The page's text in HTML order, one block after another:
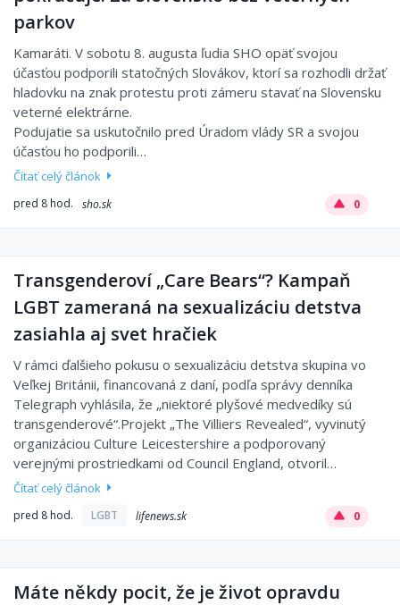
parkov
Kamaráti. V sobotu 8. augusta ľudia SHO opäť svojou
účasťou podporili statočných Slovákov, ktorí sa rozhodli držať
hladovku na znak protestu proti zámeru stavať na Slovensku
veterné elektrárne.
Podujatie sa uskutočnilo pred Úradom vlády SR a svojou
účasťou ho podporili…
Čítať celý článok
pred 8 hod. sho.sk 0
Transgenderoví „Care Bears“? Kampaň
LGBT zameraná na sexualizáciu detstva
zasiahla aj svet hračiek
V rámci ďalšieho pokusu o sexualizáciu detstva skupina vo
Veľkej Británii, financovaná z daní, podľa správy denníka
Telegraph vyhlásila, že „niektoré plyšové medvedíky sú
transgenderové“.Projekt „The Villiers Revealed“, vyvinutý
organizáciou Culture Leicestershire a podporovaný
verejnými prostriedkami od Council England, otvoril…
Čítať celý článok
pred 8 hod. LGBT lifenews.sk 0
Máte někdy pocit, že je život opravdu